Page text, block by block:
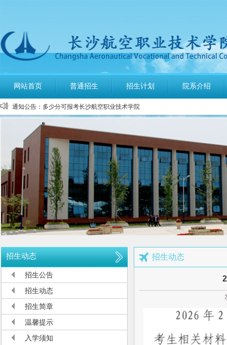
网站首页 普通招生 招生计划 院系介绍
通知公告：
公布2026年高考招生录取使用电话号码
长沙航空职业技术学院空中乘务、机场运行服务与管理报考须知
多少分可报考长沙航空职业技术学院
长沙航空职业技术学院2026年定向培养军士报考须知
长沙航空职业技术学院2026年报考指南
长沙航空职业技术学院2026年招生计划发布
长沙航空职业技术学院2026年招生章程
2026年单招录取分数线及录取名单公示
2026年单独招生一志愿考试成绩查询
关于参加2026年单独招生考试的温馨提示
公布2026年高考招生录取使用电话号码
长沙航空职业技术学院空中乘务、机场运行服务与管理报考须知
多少分可报考长沙航空职业技术学院
长沙航空职业技术学院2026年定向培养军士报考须知
长沙航空职业技术学院2026年报考指南
长沙航空职业技术学院2026年招生计划发布
长沙航空职业技术学院2026年招生章程
招生动态
招生公告
招生动态
招生简章
温馨提示
入学须知
招生动态